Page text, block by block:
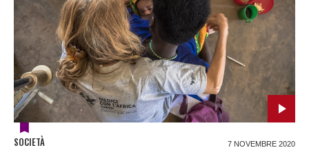
SOCIETÀ 7 NOVEMBRE 2020